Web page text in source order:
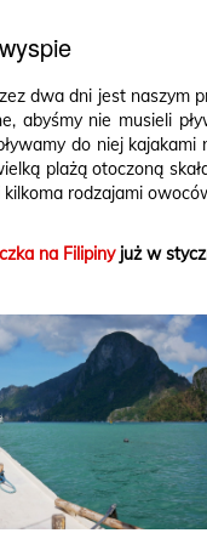
dwa dni jest naszym
abyśmy nie musieli
do niej
plażą otoczoną
kilkoma rodzajami
na Filipinyjuż w